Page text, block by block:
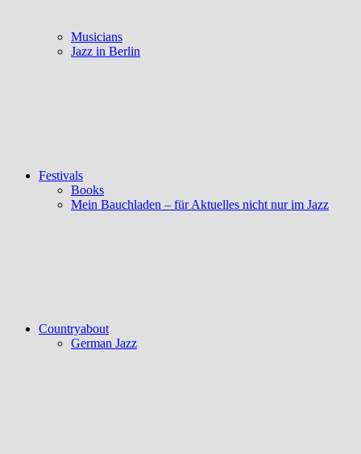
Musicians
Jazz in Berlin
Festivals
Books
Mein Bauchladen – für Aktuelles nicht nur im Jazz
Countryabout
German Jazz